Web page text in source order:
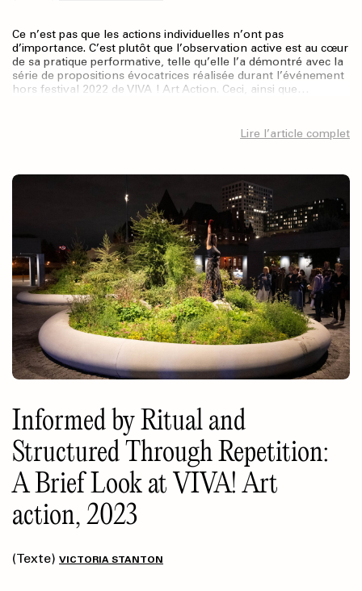
Ce n’est pas que les actions individuelles n’ont pas
d’importance. C’est plutôt que l’observation active est au cœur
de sa pratique performative, telle qu’elle l’a démontré avec la
série de propositions évocatrices réalisée durant l’événement
hors festival 2022 de VIVA ! Art Action. Ceci, ainsi que…
Lire l’article complet
Informed by Ritual and
Structured Through Repetition:
A Brief Look at VIVA! Art
action, 2023
(Texte) VICTORIA STANTON